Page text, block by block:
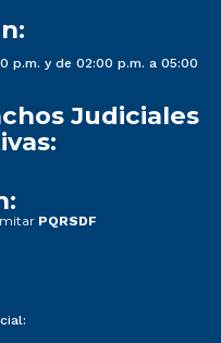
p.m. y de 02:00 p.m. a 05:00
Judiciales
PQRSDF